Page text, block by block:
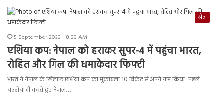
खेल
5 September 2023 - 8:33 AM
एशिया कप: नेपाल को हराकर सुपर-4 में पहुंचा भारत,
रोहित और गिल की धमाकेदार फिफ्टी
भारत ने नेपाल के खिलाफ एशिया कप का मुकाबला 10 विकेट से अपने नाम किया। पहले
बल्लेबाजी करते हुए नेपाल…